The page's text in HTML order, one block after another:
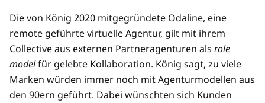
Die von König 2020 mitgegründete Odaline, eine
remote geführte virtuelle Agentur, gilt mit ihrem
Collective aus externen Partneragenturen als role
modelfür gelebte Kollaboration. König sagt, zu viele
Marken würden immer noch mit Agenturmodellen aus
den 90ern geführt. Dabei wünschten sich Kunden